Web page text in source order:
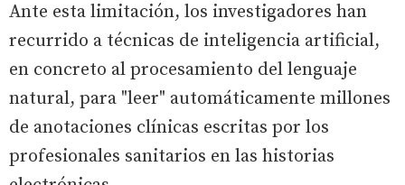
Ante esta limitación, los investigadores han
recurrido a técnicas de inteligencia artificial,
en concreto al procesamiento del lenguaje
natural, para "leer" automáticamente millones
de anotaciones clínicas escritas por los
profesionales sanitarios en las historias